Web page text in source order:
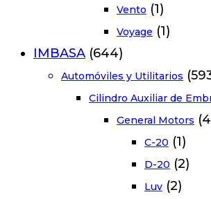
Vento (1)
Voyage (1)
IMBASA (644)
Automóviles y Utilitarios
Cilindro Auxiliar de
General Motors
C-20 (1)
D-20 (2)
Luv (2)